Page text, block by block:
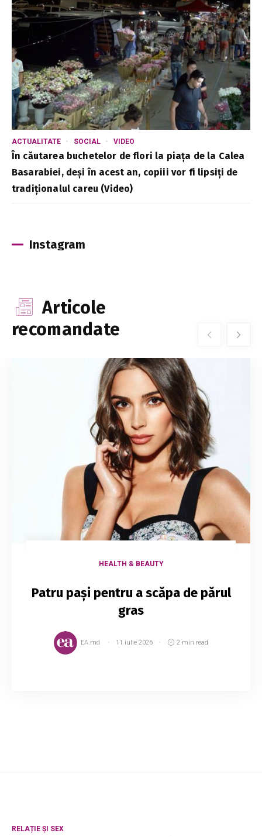
ACTUALITATE SOCIAL VIDEO
În căutarea buchetelor de flori la piața de la Calea
Basarabiei, deși în acest an, copiii vor fi lipsiți de
tradiționalul careu (Video)
Instagram
Articole
recomandate
HEALTH & BEAUTY
Patru pași pentru a scăpa de părul
gras
EA.md 11 iulie 2026 2 min read
RELAȚIE ȘI SEX